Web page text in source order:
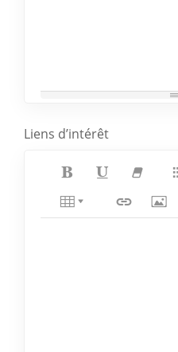
Liens d’intérêt